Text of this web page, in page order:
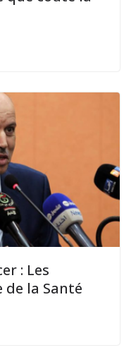
: Les
la Santé